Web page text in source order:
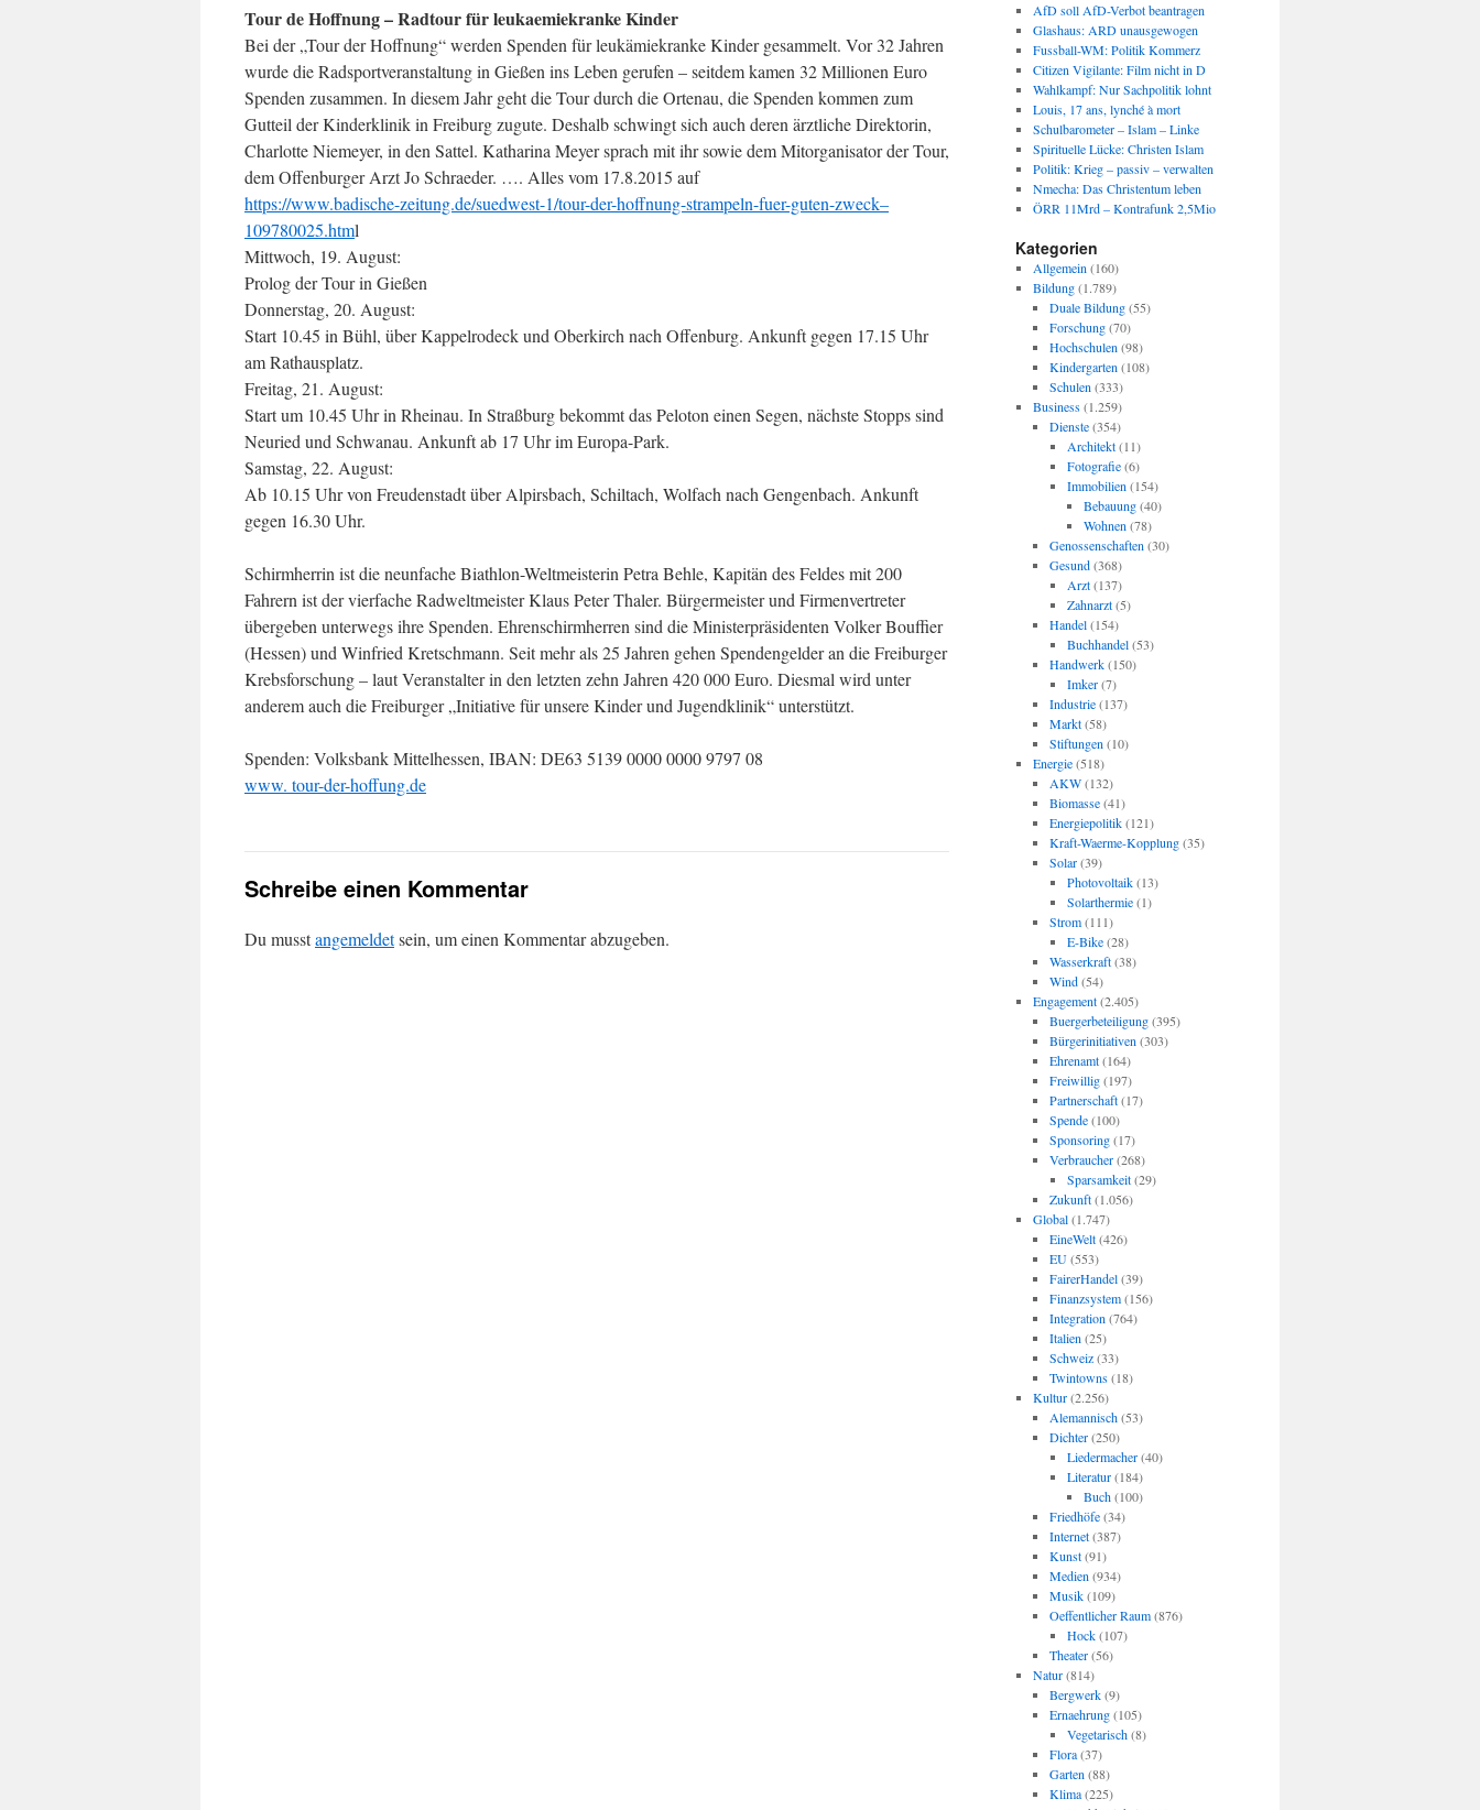
Tour de Hoffnung – Radtour für leukaemiekranke Kinder
Bei der „Tour der Hoffnung“ werden Spenden für leukämiekranke Kinder gesammelt. Vor 32 Jahren
wurde die Radsportveranstaltung in Gießen ins Leben gerufen – seitdem kamen 32 Millionen Euro
Spenden zusammen. In diesem Jahr geht die Tour durch die Ortenau, die Spenden kommen zum
Gutteil der Kinderklinik in Freiburg zugute. Deshalb schwingt sich auch deren ärztliche Direktorin,
Charlotte Niemeyer, in den Sattel. Katharina Meyer sprach mit ihr sowie dem Mitorganisator der Tour,
dem Offenburger Arzt Jo Schraeder. …. Alles vom 17.8.2015 auf
https://www.badische-zeitung.de/suedwest-1/tour-der-hoffnung-strampeln-fuer-guten-zweck–
109780025.html
Mittwoch, 19. August:
Prolog der Tour in Gießen
Donnerstag, 20. August:
Start 10.45 in Bühl, über Kappelrodeck und Oberkirch nach Offenburg. Ankunft gegen 17.15 Uhr
am Rathausplatz.
Freitag, 21. August:
Start um 10.45 Uhr in Rheinau. In Straßburg bekommt das Peloton einen Segen, nächste Stopps sind
Neuried und Schwanau. Ankunft ab 17 Uhr im Europa-Park.
Samstag, 22. August:
Ab 10.15 Uhr von Freudenstadt über Alpirsbach, Schiltach, Wolfach nach Gengenbach. Ankunft
gegen 16.30 Uhr.
Schirmherrin ist die neunfache Biathlon-Weltmeisterin Petra Behle, Kapitän des Feldes mit 200
Fahrern ist der vierfache Radweltmeister Klaus Peter Thaler. Bürgermeister und Firmenvertreter
übergeben unterwegs ihre Spenden. Ehrenschirmherren sind die Ministerpräsidenten Volker Bouffier
(Hessen) und Winfried Kretschmann. Seit mehr als 25 Jahren gehen Spendengelder an die Freiburger
Krebsforschung – laut Veranstalter in den letzten zehn Jahren 420 000 Euro. Diesmal wird unter
anderem auch die Freiburger „Initiative für unsere Kinder und Jugendklinik“ unterstützt.
Spenden: Volksbank Mittelhessen, IBAN: DE63 5139 0000 0000 9797 08
www. tour-der-hoffung.de
Schreibe einen Kommentar
Du musstangemeldetsein, um einen Kommentar abzugeben.
AfD soll AfD-Verbot beantragen
Glashaus: ARD unausgewogen
Fussball-WM: Politik Kommerz
Citizen Vigilante: Film nicht in D
Wahlkampf: Nur Sachpolitik lohnt
Louis, 17 ans, lynché à mort
Schulbarometer – Islam – Linke
Spirituelle Lücke: Christen Islam
Politik: Krieg – passiv – verwalten
Nmecha: Das Christentum leben
ÖRR 11Mrd – Kontrafunk 2,5Mio
Kategorien
Allgemein (160)
Bildung(1.789)
Duale Bildung(55)
Forschung(70)
Hochschulen (98)
Kindergarten (108)
Schulen (333)
Business(1.259)
Dienste(354)
Architekt(11)
Fotografie(6)
Immobilien (154)
Bebauung(40)
Wohnen (78)
Genossenschaften (30)
Gesund(368)
Arzt(137)
Zahnarzt(5)
Handel(154)
Buchhandel(53)
Handwerk(150)
Imker(7)
Industrie(137)
Markt(58)
Stiftungen (10)
Energie(518)
AKW(132)
Biomasse(41)
Energiepolitik(121)
Kraft-Waerme-Kopplung(35)
Solar(39)
Photovoltaik(13)
Solarthermie(1)
Strom(111)
E-Bike(28)
Wasserkraft(38)
Wind(54)
Engagement(2.405)
Buergerbeteiligung(395)
Bürgerinitiativen (303)
Ehrenamt(164)
Freiwillig(197)
Partnerschaft(17)
Spende(100)
Sponsoring(17)
Verbraucher(268)
Sparsamkeit(29)
Zukunft(1.056)
Global(1.747)
EineWelt(426)
EU(553)
FairerHandel(39)
Finanzsystem(156)
Integration (764)
Italien (25)
Schweiz(33)
Twintowns(18)
Kultur(2.256)
Alemannisch(53)
Dichter(250)
Liedermacher(40)
Literatur(184)
Buch(100)
Friedhöfe(34)
Internet(387)
Kunst(91)
Medien (934)
Musik(109)
Oeffentlicher Raum(876)
Hock(107)
Theater(56)
Natur(814)
Bergwerk(9)
Ernaehrung(105)
Vegetarisch(8)
Flora(37)
Garten (88)
Klima(225)